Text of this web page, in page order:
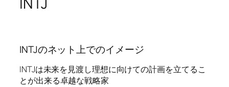
INTJのネット上でのイメージ
INTJは未来を見渡し理想に向けての計画を立てるこ
とが出来る卓越な戦略家